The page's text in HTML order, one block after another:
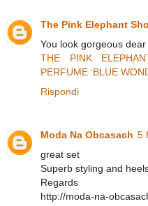
The Pink Elephant
You look gorgeous dear
THE PINK
PERFUME ‘BLUE
Rispondi
Moda Na Obcasach 5
great set
Superb styling and
Regards
http://moda-na-